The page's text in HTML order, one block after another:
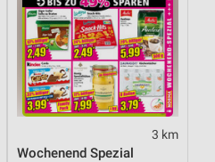
3 km
Wochenend Spezial